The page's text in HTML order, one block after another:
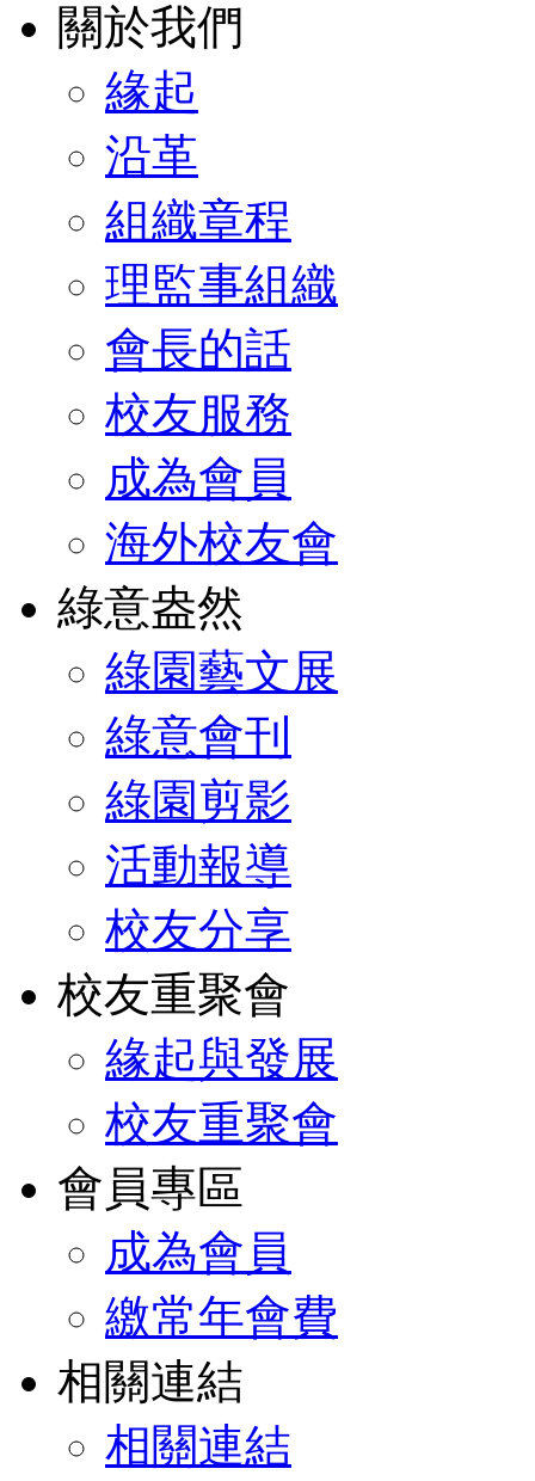
關於我們
緣起
沿革
組織章程
理監事組織
會長的話
校友服務
成為會員
海外校友會
綠意盎然
綠園藝文展
綠意會刊
綠園剪影
活動報導
校友分享
校友重聚會
緣起與發展
校友重聚會
會員專區
成為會員
繳常年會費
相關連結
相關連結